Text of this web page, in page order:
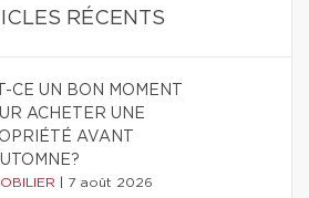
RÉCENTS
CE UN BON MOMENT
ACHETER UNE
AVANT
7 août 2026